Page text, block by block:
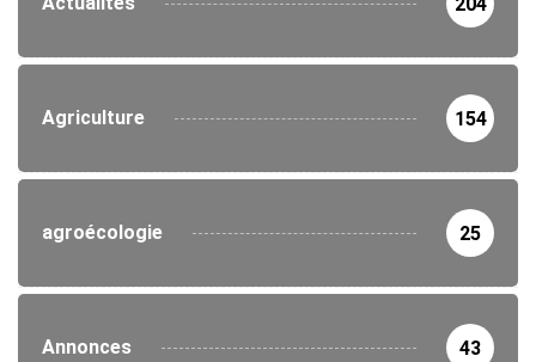
Agriculture 154
agroécologie 25
Annonces 43